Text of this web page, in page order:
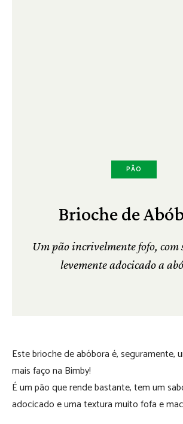
PÃO
Brioche de
Um pão incrivelmente fofo, com
levemente adocicado a
Este brioche de abóbora é, seguramente,
mais faço na Bimby!
É um pão que rende bastante, tem um
adocicado e uma textura muito fofa e